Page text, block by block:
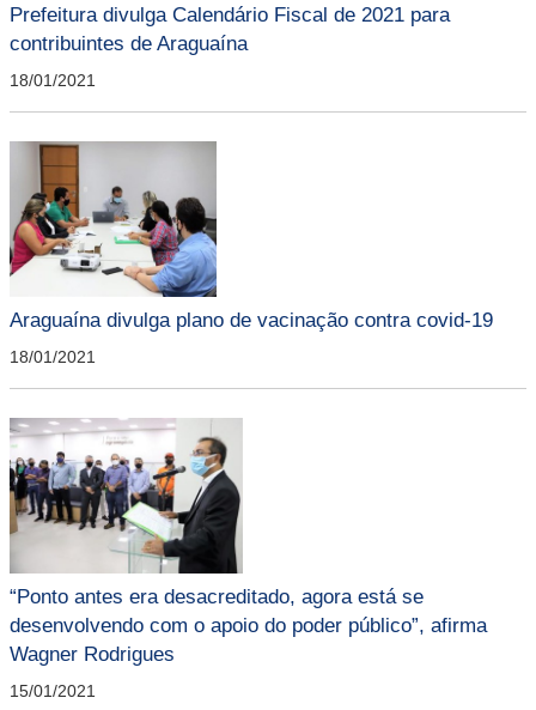
Prefeitura divulga Calendário Fiscal de 2021 para
contribuintes de Araguaína
18/01/2021
Araguaína divulga plano de vacinação contra covid-19
18/01/2021
“Ponto antes era desacreditado, agora está se
desenvolvendo com o apoio do poder público”, afirma
Wagner Rodrigues
15/01/2021